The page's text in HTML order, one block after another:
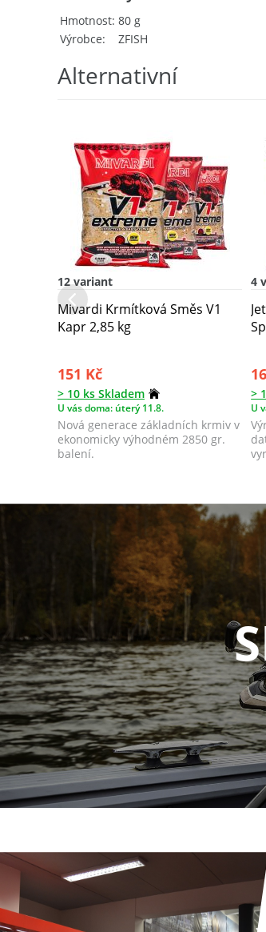
Hmotnost 80 g
Výrobce
ZFISH
Alternativní
12 variant
Mivardi Krmítková Směs V1
Kapr 2,85 kg
151 Kč
> 10 ks Skladem
U vás doma: úterý 11.8.
Nová generace základních krmiv v
ekonomicky výhodném 2850 gr.
balení.
4
>
U